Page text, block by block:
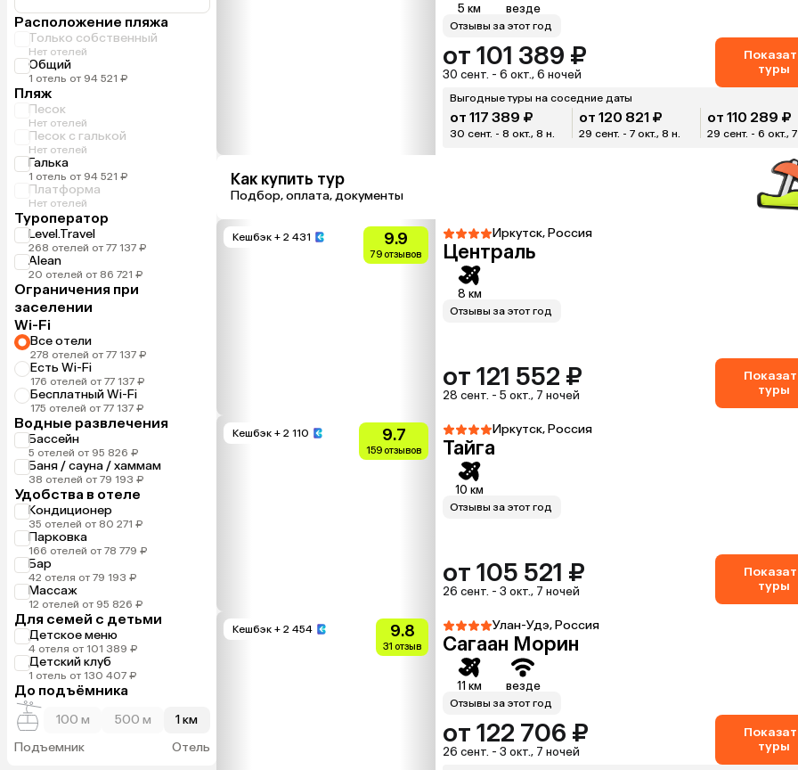
Расположение пляжа
Только собственный
Нет отелей
Общий
1 отель от 94 521 ₽
Пляж
Песок
Нет отелей
Песок с галькой
Нет отелей
Галька
1 отель от 94 521 ₽
Платформа
Нет отелей
Туроператор
Level.Travel
268 отелей от 77 137 ₽
Alean
20 отелей от 86 721 ₽
Ограничения при
заселении
Wi-Fi
Все отели
278 отелей от 77 137 ₽
Есть Wi-Fi
176 отелей от 77 137 ₽
Бесплатный Wi-Fi
175 отелей от 77 137 ₽
Водные развлечения
Бассейн
5 отелей от 95 826 ₽
Баня / сауна / хаммам
38 отелей от 79 193 ₽
Удобства в отеле
Кондиционер
35 отелей от 80 271 ₽
Парковка
166 отелей от 78 779 ₽
Бар
42 отеля от 79 193 ₽
Массаж
12 отелей от 95 826 ₽
Для семей с детьми
Детское меню
4 отеля от 101 389 ₽
Детский клуб
1 отель от 130 407 ₽
До подъёмника
100 м 500 м
1 км
Подъемник
Отель
5 км везде
Отзывы за этот год
от 101 389 ₽
30 сент. - 6 окт., 6 ночей
туры
Выгодные туры на соседние даты
от 117 389 ₽
30 сент. - 8 окт., 8 н.
от 120 821 ₽
29 сент. - 7 окт., 8 н.
от 110 289 ₽
29 сент. - 6 окт.,
Как купить тур
Подбор, оплата, документы
Кешбэк + 2 431 9.9
79 отзывов
Иркутск, Россия
Централь
8 км
Отзывы за этот год
от 121 552 ₽
28 сент. - 5 окт., 7 ночей
туры
Кешбэк + 2 110 9.7
159 отзывов
Иркутск, Россия
Тайга
10 км
Отзывы за этот год
от 105 521 ₽
26 сент. - 3 окт., 7 ночей
туры
Кешбэк + 2 454 9.8
31 отзыв
Улан-Удэ, Россия
Сагаан Морин
11 км везде
Отзывы за этот год
от 122 706 ₽
26 сент. - 3 окт., 7 ночей
туры